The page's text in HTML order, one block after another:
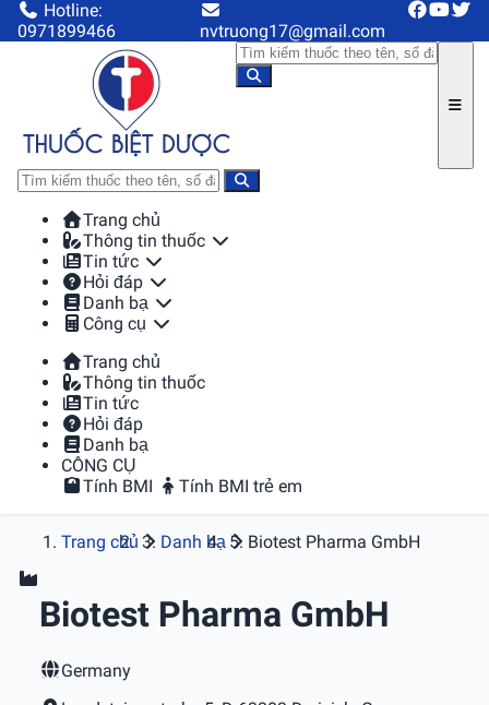
Hotline:
0971899466
nvtruong17@gmail.com
Trang chủ
Thông tin thuốc
Tin tức
Hỏi đáp
Danh bạ
Công cụ
Trang chủ
Thông tin thuốc
Tin tức
Hỏi đáp
Danh bạ
CÔNG CỤ
Tính BMI
Tính BMI trẻ em
Trang chủ Danh bạ Biotest Pharma GmbH
Biotest Pharma GmbH
Germany